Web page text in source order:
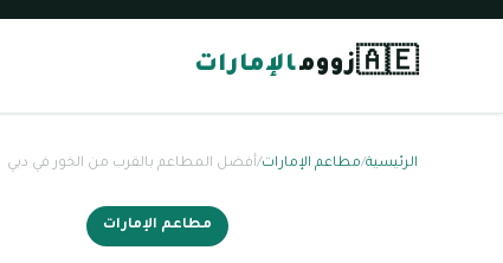
🇦🇪زوومالإمارات
الرئيسية/مطاعم الإمارات/أفضل المطاعم بالقرب من الخور في دبي
مطاعم الإمارات